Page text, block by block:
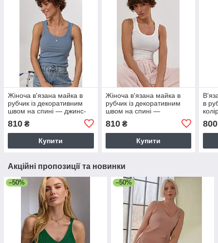
Жіноча в'язана майка в
рубчик із декоративним
швом на спині — джинс-
810 ₴
Купити
Жіноча в'язана майка в
рубчик із декоративним
швом на спині —
молочний колір, ONE SIZE
810₴
Купити
в
800
Акційні пропозиції та новинки
–50% –50%